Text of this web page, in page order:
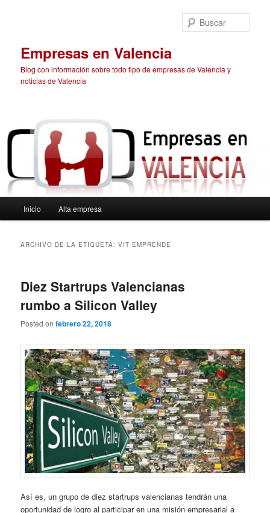
Empresas en Valencia
Blog con información sobre todo tipo de empresas de Valencia y
noticias de Valencia
principal
Inicio Alta empresa
ARCHIVO DE LA ETIQUETA:VIT EMPRENDE
Diez Startrups Valencianas
rumbo a Silicon Valley
Posted onfebrero 22, 2018
Así es, un grupo de diez startrups valencianas tendrán una
oportunidad de logro al participar en una misión empresarial a